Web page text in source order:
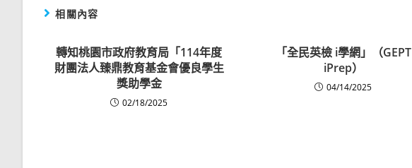
相關內容
轉知桃園市政府教育局「114年度
財團法人臻鼎教育基金會優良學生
獎助學金
02/18/2025
「全民英檢 i學網」（GEPT
iPrep）
04/14/2025